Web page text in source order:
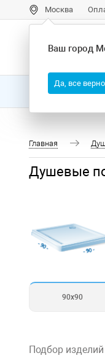
Ваш город
Да, все верно
Москва
Все товары
Главная
Душевые
90х90
Подбор